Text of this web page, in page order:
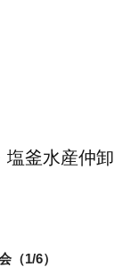
塩釜水産仲卸
（1/6）